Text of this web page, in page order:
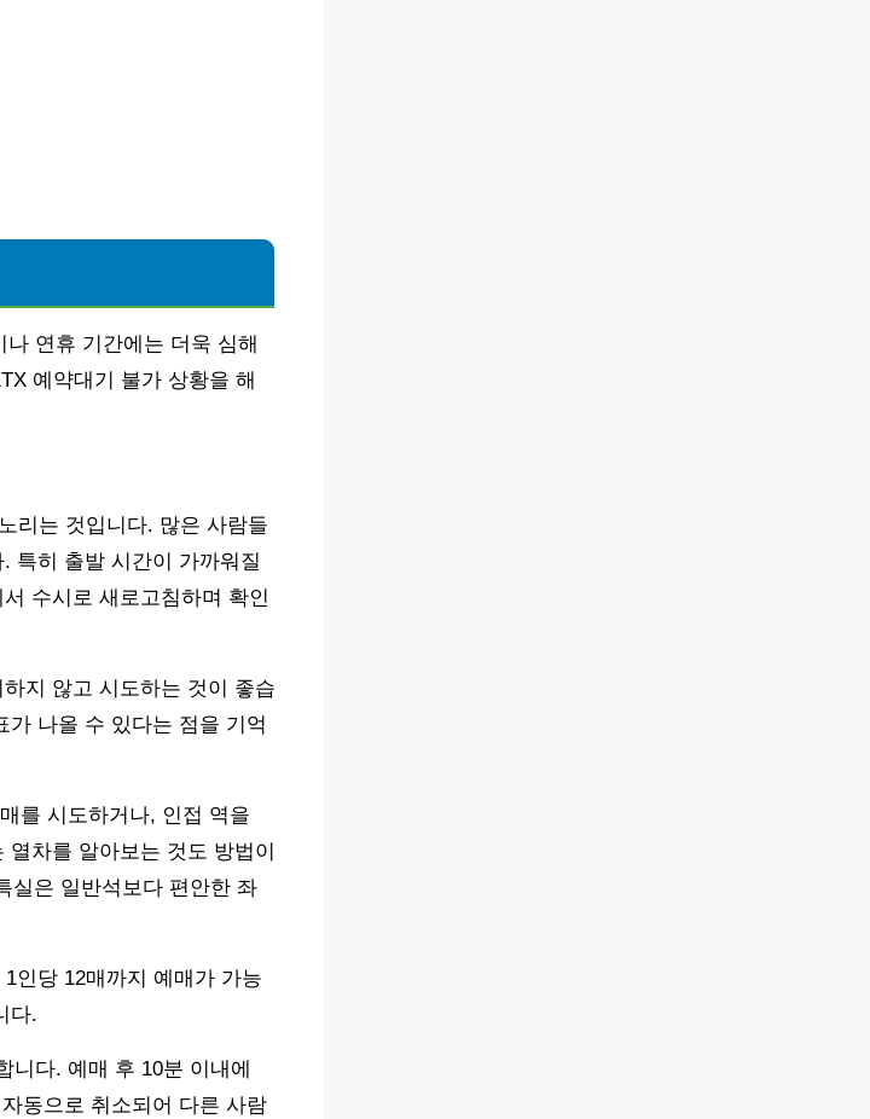
연휴 기간에는 더욱 심해
예약대기 불가 상황을 해
리는 것입니다. 많은 사람들
특히 출발 시간이 가까워질
수시로 새로고침하며 확인
지 않고 시도하는 것이 좋습
가 나올 수 있다는 점을 기억
를 시도하거나, 인접 역을
차를 알아보는 것도 방법이
실은 일반석보다 편안한 좌
인당 12매까지 예매가 가능
다.
다. 예매 후 10분 이내에
동으로 취소되어 다른 사람